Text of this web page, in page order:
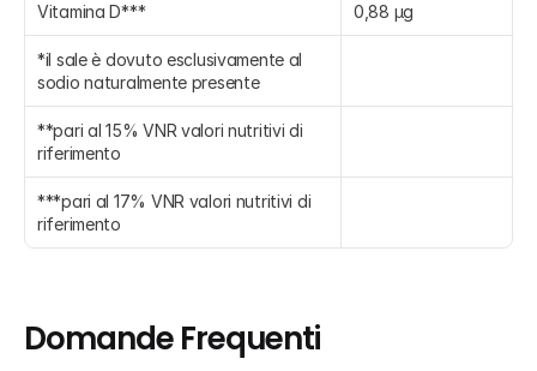
Vitamina D*** 0,88 µg
*il sale è dovuto esclusivamente al
sodio naturalmente presente
**pari al 15% VNR valori nutritivi di
riferimento
***pari al 17% VNR valori nutritivi di
riferimento
Domande Frequenti